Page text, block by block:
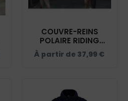
COUVRE-REINS
POLAIRE RIDING
WORLD -
AB.EQUITATION -
À partir de 37,99 €